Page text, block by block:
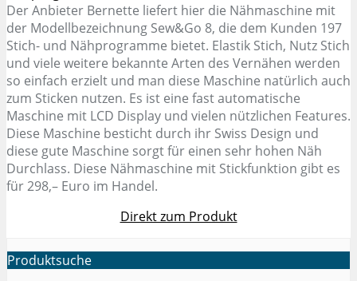
Der Anbieter Bernette liefert hier die Nähmaschine mit
der Modellbezeichnung Sew&Go 8, die dem Kunden 197
Stich- und Nähprogramme bietet. Elastik Stich, Nutz Stich
und viele weitere bekannte Arten des Vernähen werden
so einfach erzielt und man diese Maschine natürlich auch
zum Sticken nutzen. Es ist eine fast automatische
Maschine mit LCD Display und vielen nützlichen Features.
Diese Maschine besticht durch ihr Swiss Design und
diese gute Maschine sorgt für einen sehr hohen Näh
Durchlass. Diese Nähmaschine mit Stickfunktion gibt es
für 298,– Euro im Handel.
Direkt zum Produkt
Produktsuche